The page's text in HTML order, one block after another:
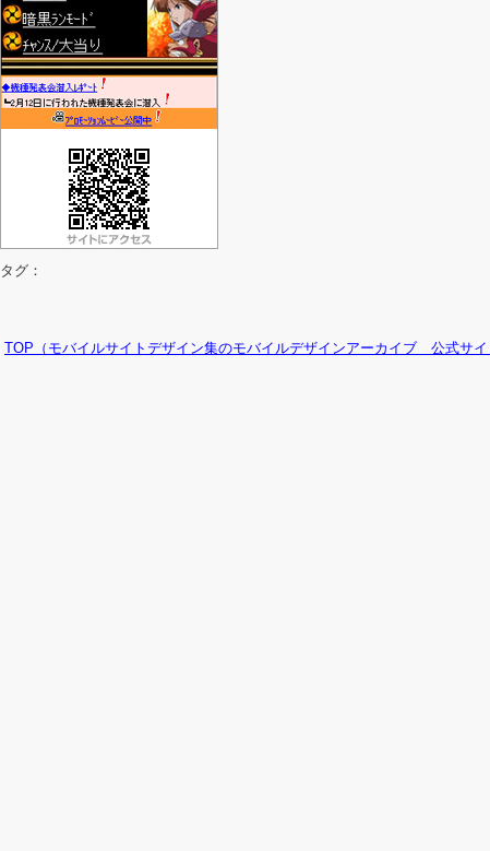
タグ：
TOP（モバイルサイトデザイン集のモバイルデザインアーカイブ 公式サイ